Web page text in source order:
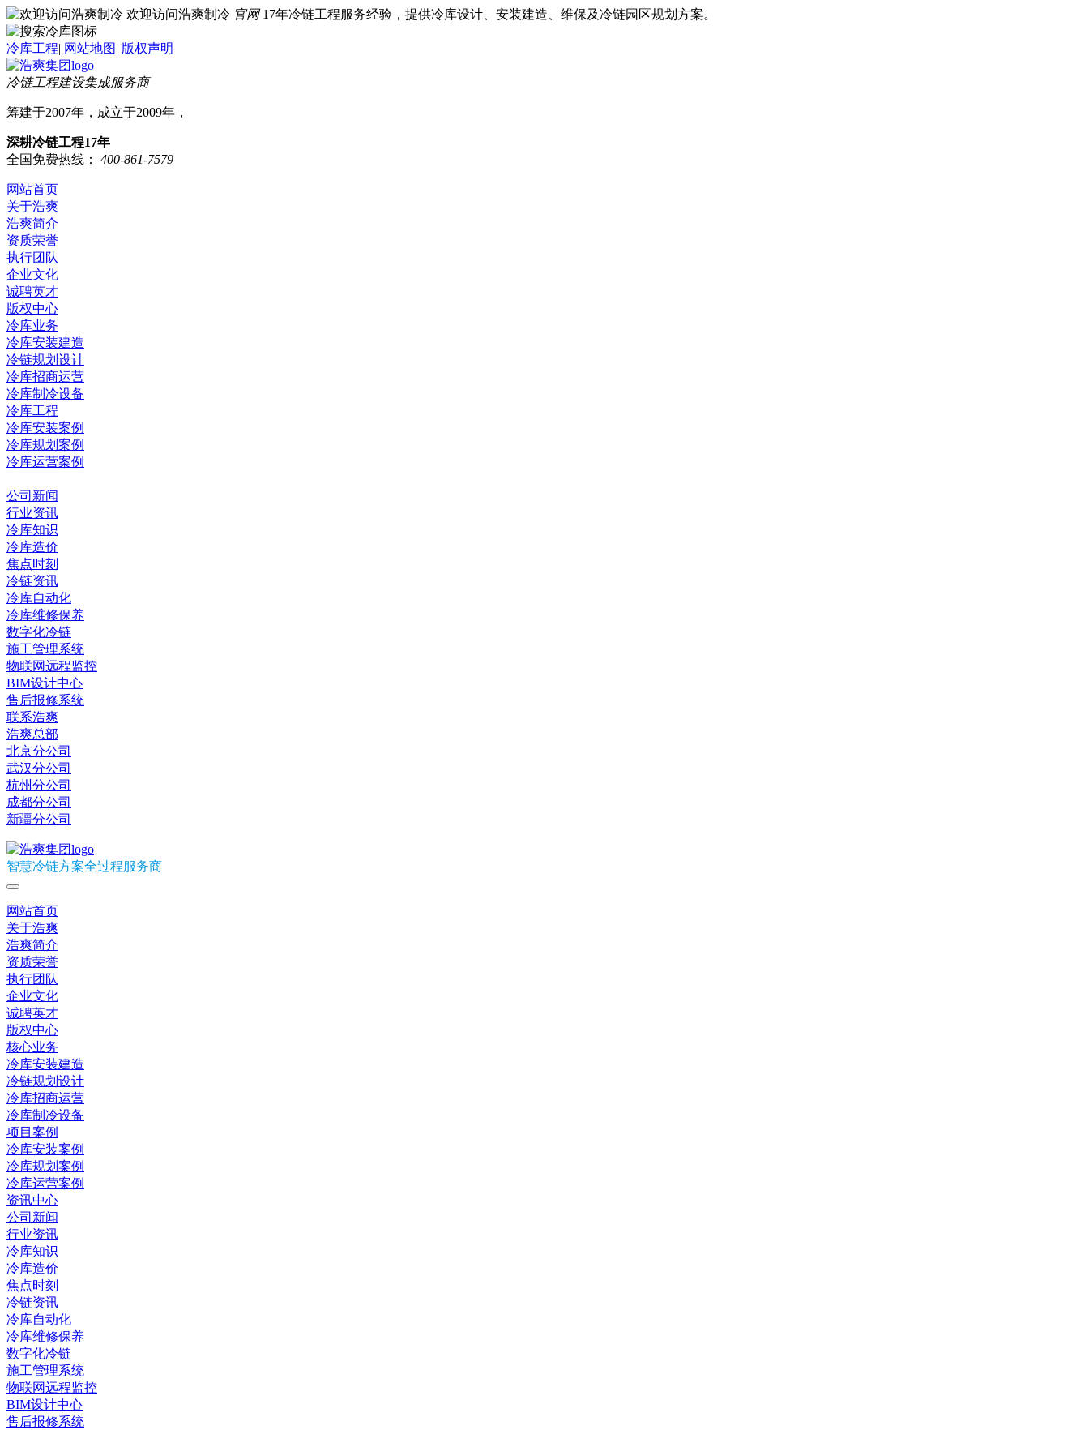
欢迎访问浩爽制冷 官网 17年冷链工程服务经验，提供冷库设计、安装建造、维保及冷链园区规划方案。
冷库工程| 网站地图| 版权声明
冷链工程建设集成服务商
筹建于2007年，成立于2009年，
深耕冷链工程17年
全国免费热线：
400-861-7579
网站首页
关于浩爽
浩爽简介
资质荣誉
执行团队
企业文化
诚聘英才
版权中心
冷库业务
冷库安装建造
冷链规划设计
冷库招商运营
冷库制冷设备
冷库工程
冷库安装案例
冷库规划案例
冷库运营案例
公司新闻
行业资讯
冷库知识
冷库造价
焦点时刻
冷链资讯
冷库自动化
冷库维修保养
数字化冷链
施工管理系统
物联网远程监控
BIM设计中心
售后报修系统
联系浩爽
浩爽总部
北京分公司
武汉分公司
杭州分公司
成都分公司
新疆分公司
智慧冷链方案全过程服务商
网站首页
关于浩爽
浩爽简介
资质荣誉
执行团队
企业文化
诚聘英才
版权中心
核心业务
冷库安装建造
冷链规划设计
冷库招商运营
冷库制冷设备
项目案例
冷库安装案例
冷库规划案例
冷库运营案例
资讯中心
公司新闻
行业资讯
冷库知识
冷库造价
焦点时刻
冷链资讯
冷库自动化
冷库维修保养
数字化冷链
施工管理系统
物联网远程监控
BIM设计中心
售后报修系统